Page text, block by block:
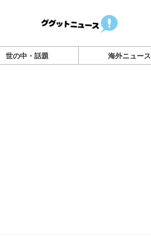
世の中・話題 海外ニュース